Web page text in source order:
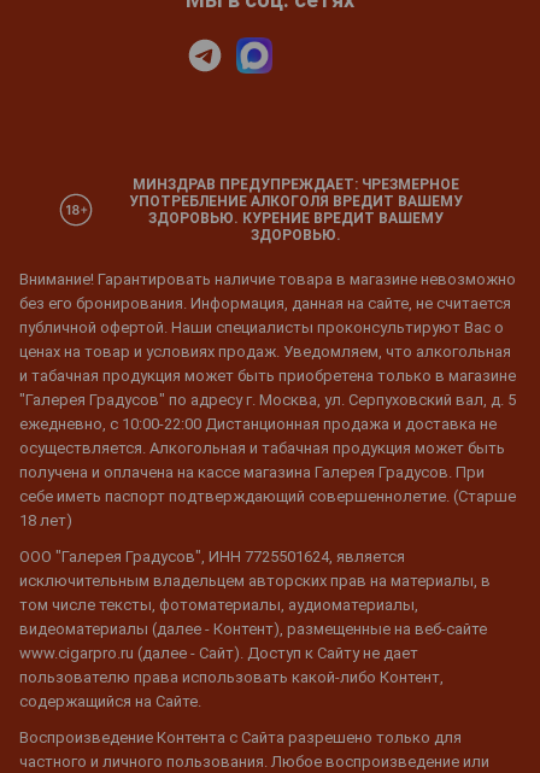
МИНЗДРАВ ПРЕДУПРЕЖДАЕТ: ЧРЕЗМЕРНОЕ
УПОТРЕБЛЕНИЕ АЛКОГОЛЯ ВРЕДИТ ВАШЕМУ
ЗДОРОВЬЮ. КУРЕНИЕ ВРЕДИТ ВАШЕМУ
ЗДОРОВЬЮ.
Внимание! Гарантировать наличие товара в магазине невозможно
без его бронирования. Информация, данная на сайте, не считается
публичной офертой. Наши специалисты проконсультируют Вас о
ценах на товар и условиях продаж. Уведомляем, что алкогольная
и табачная продукция может быть приобретена только в магазине
"Галерея Градусов" по адресу г. Москва, ул. Серпуховский вал, д. 5
ежедневно, с 10:00-22:00 Дистанционная продажа и доставка не
осуществляется. Алкогольная и табачная продукция может быть
получена и оплачена на кассе магазина Галерея Градусов. При
себе иметь паспорт подтверждающий совершеннолетие. (Старше
18 лет)
ООО "Галерея Градусов", ИНН 7725501624, является
исключительным владельцем авторских прав на материалы, в
том числе тексты, фотоматериалы, аудиоматериалы,
видеоматериалы (далее - Контент), размещенные на веб-сайте
www.cigarpro.ru (далее - Сайт). Доступ к Сайту не дает
пользователю права использовать какой-либо Контент,
содержащийся на Сайте.
Воспроизведение Контента с Сайта разрешено только для
частного и личного пользования. Любое воспроизведение или